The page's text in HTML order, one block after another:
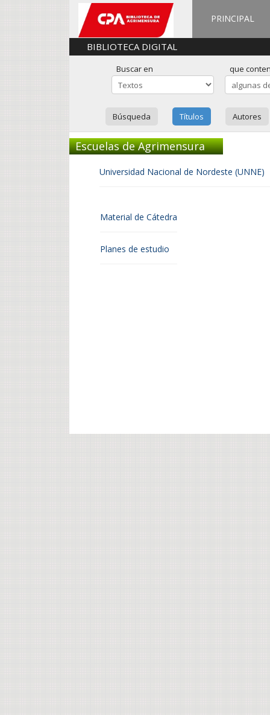
PRINCIPAL
BIBLIOTECA DIGITAL
Buscar en que
Búsqueda Títulos Autores
Escuelas de Agrimensura
Universidad Nacional de Nordeste (UNNE)
Material de Cátedra
Planes de estudio